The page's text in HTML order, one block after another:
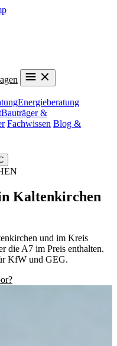
Energieberatung
Bauträger &
Fachwissen Blog &
Kaltenkirchen
und im Kreis
die A7 im Preis enthalten.
KfW und GEG.